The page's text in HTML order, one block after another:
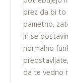
brez da bi to
pametno,
in se
normalno
da te vedno